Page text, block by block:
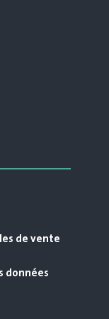
de vente
données